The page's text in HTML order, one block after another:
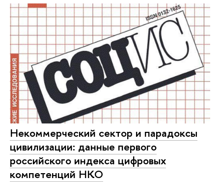
Некоммерческий сектор и парадоксы
цивилизации: данные первого
российского индекса цифровых
компетенций НКО